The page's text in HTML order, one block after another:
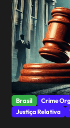
Brasil Crime
Justiça Relativa